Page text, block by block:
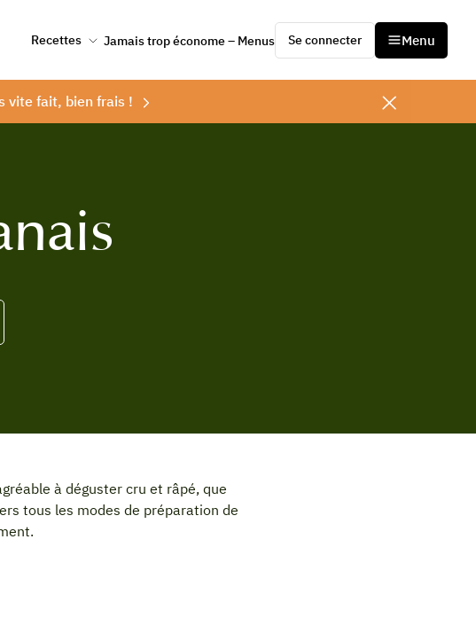
Recettes Jamais trop économe – Menus Se connecter Menu
vite fait, bien frais !
à déguster cru et râpé, que
tous les modes de préparation de